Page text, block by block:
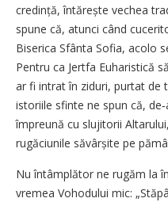
credință, întărește vechea
spune că, atunci când
Biserica Sfânta Sofia, acolo
Pentru ca Jertfa Euharistică
ar fi intrat în ziduri, purtat de
istoriile sfinte ne spun că,
împreună cu slujitorii
rugăciunile săvârșite pe
Nu întâmplător ne rugăm la
vremea Vohodului mic: